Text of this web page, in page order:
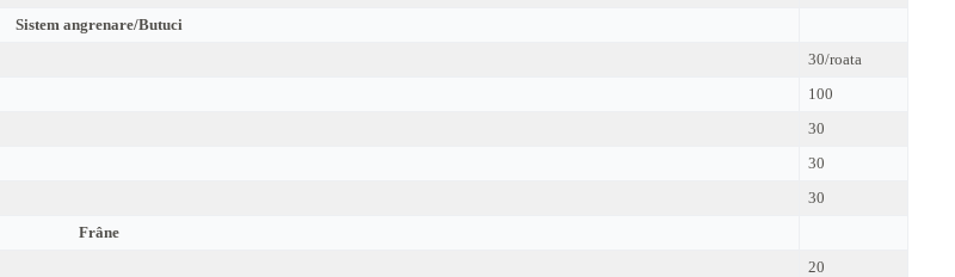
Sistem angrenare/Butuci
30/roata
100
30
30
30
Frâne
20